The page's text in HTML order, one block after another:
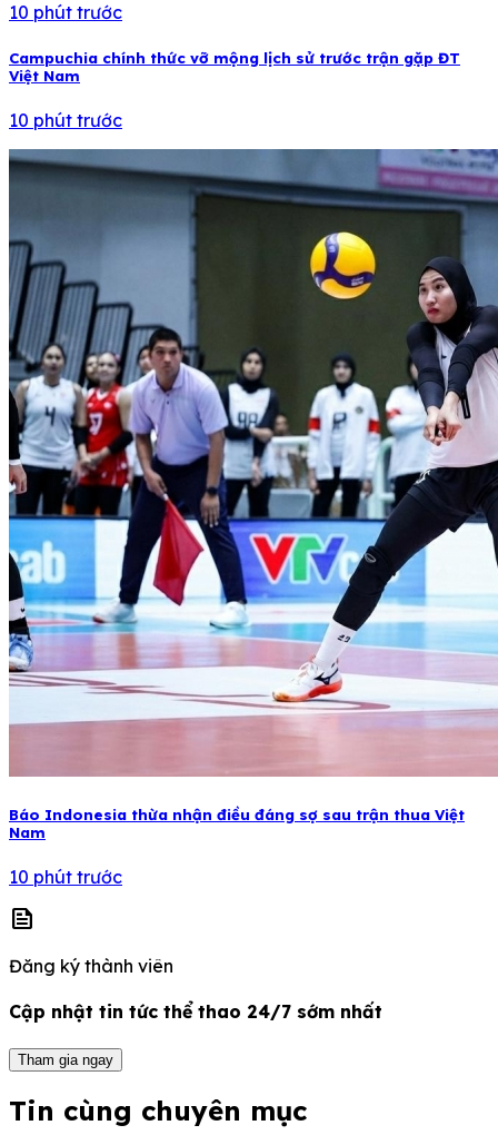
10 phút trước
Campuchia chính thức vỡ mộng lịch sử trước trận gặp ĐT
Việt Nam
10 phút trước
Báo Indonesia thừa nhận điều đáng sợ sau trận thua Việt
Nam
10 phút trước
news
Đăng ký thành viên
Cập nhật tin tức thể thao 24/7 sớm nhất
Tham gia ngay
Tin cùng chuyên mục